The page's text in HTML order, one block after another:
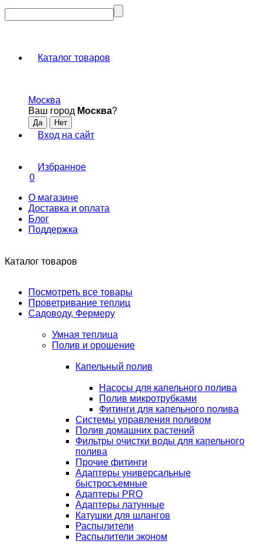
Каталог товаров
Москва
Ваш город Москва?
Вход на сайт
Избранное
0
О магазине
Доставка и оплата
Блог
Поддержка
Каталог товаров
Посмотреть все товары
Проветривание теплиц
Садоводу, Фермеру
Умная теплица
Полив и орошение
Капельный полив
Насосы для капельного полива
Полив микротрубками
Фитинги для капельного полива
Системы управления поливом
Полив домашних растений
Фильтры очистки воды для капельного
полива
Прочие фитинги
Адаптеры универсальные
быстросъемные
Адаптеры PRO
Адаптеры латунные
Катушки для шлангов
Распылители
Распылители эконом